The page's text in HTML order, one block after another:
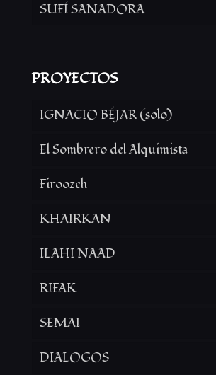
SUFÍ SANADORA
PROYECTOS
IGNACIO BÉJAR (solo)
El Sombrero del Alquimista
Firoozeh
KHAIRKAN
ILAHI NAAD
RIFAK
SEMAI
DIALOGOS